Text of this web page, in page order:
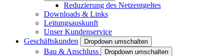
Reduzierung des Netzentgeltes
Downloads & Links
Leitungsauskunft
Unser Kundenservice
Geschäftskunden
Dropdown umschalten
Bau & Anschluss Dropdown umschalten